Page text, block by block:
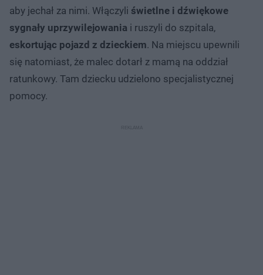
aby jechał za nimi. Włączyli świetlne i dźwiękowe
sygnały uprzywilejowania i ruszyli do szpitala,
eskortując pojazd z dzieckiem. Na miejscu upewnili
się natomiast, że malec dotarł z mamą na oddział
ratunkowy. Tam dziecku udzielono specjalistycznej
pomocy.